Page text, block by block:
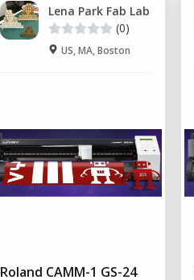
Lena Park Fab Lab
(0)
US, MA, Boston
Roland CAMM-1 GS-24